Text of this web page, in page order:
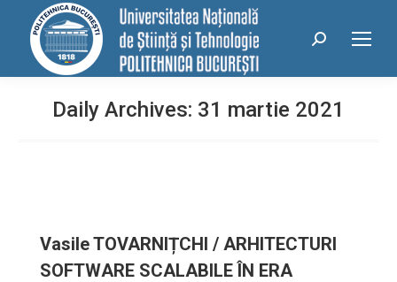
conținut
Search:
Daily Archives: 31 martie 2021
Vasile TOVARNIȚCHI / ARHITECTURI
SOFTWARE SCALABILE ÎN ERA